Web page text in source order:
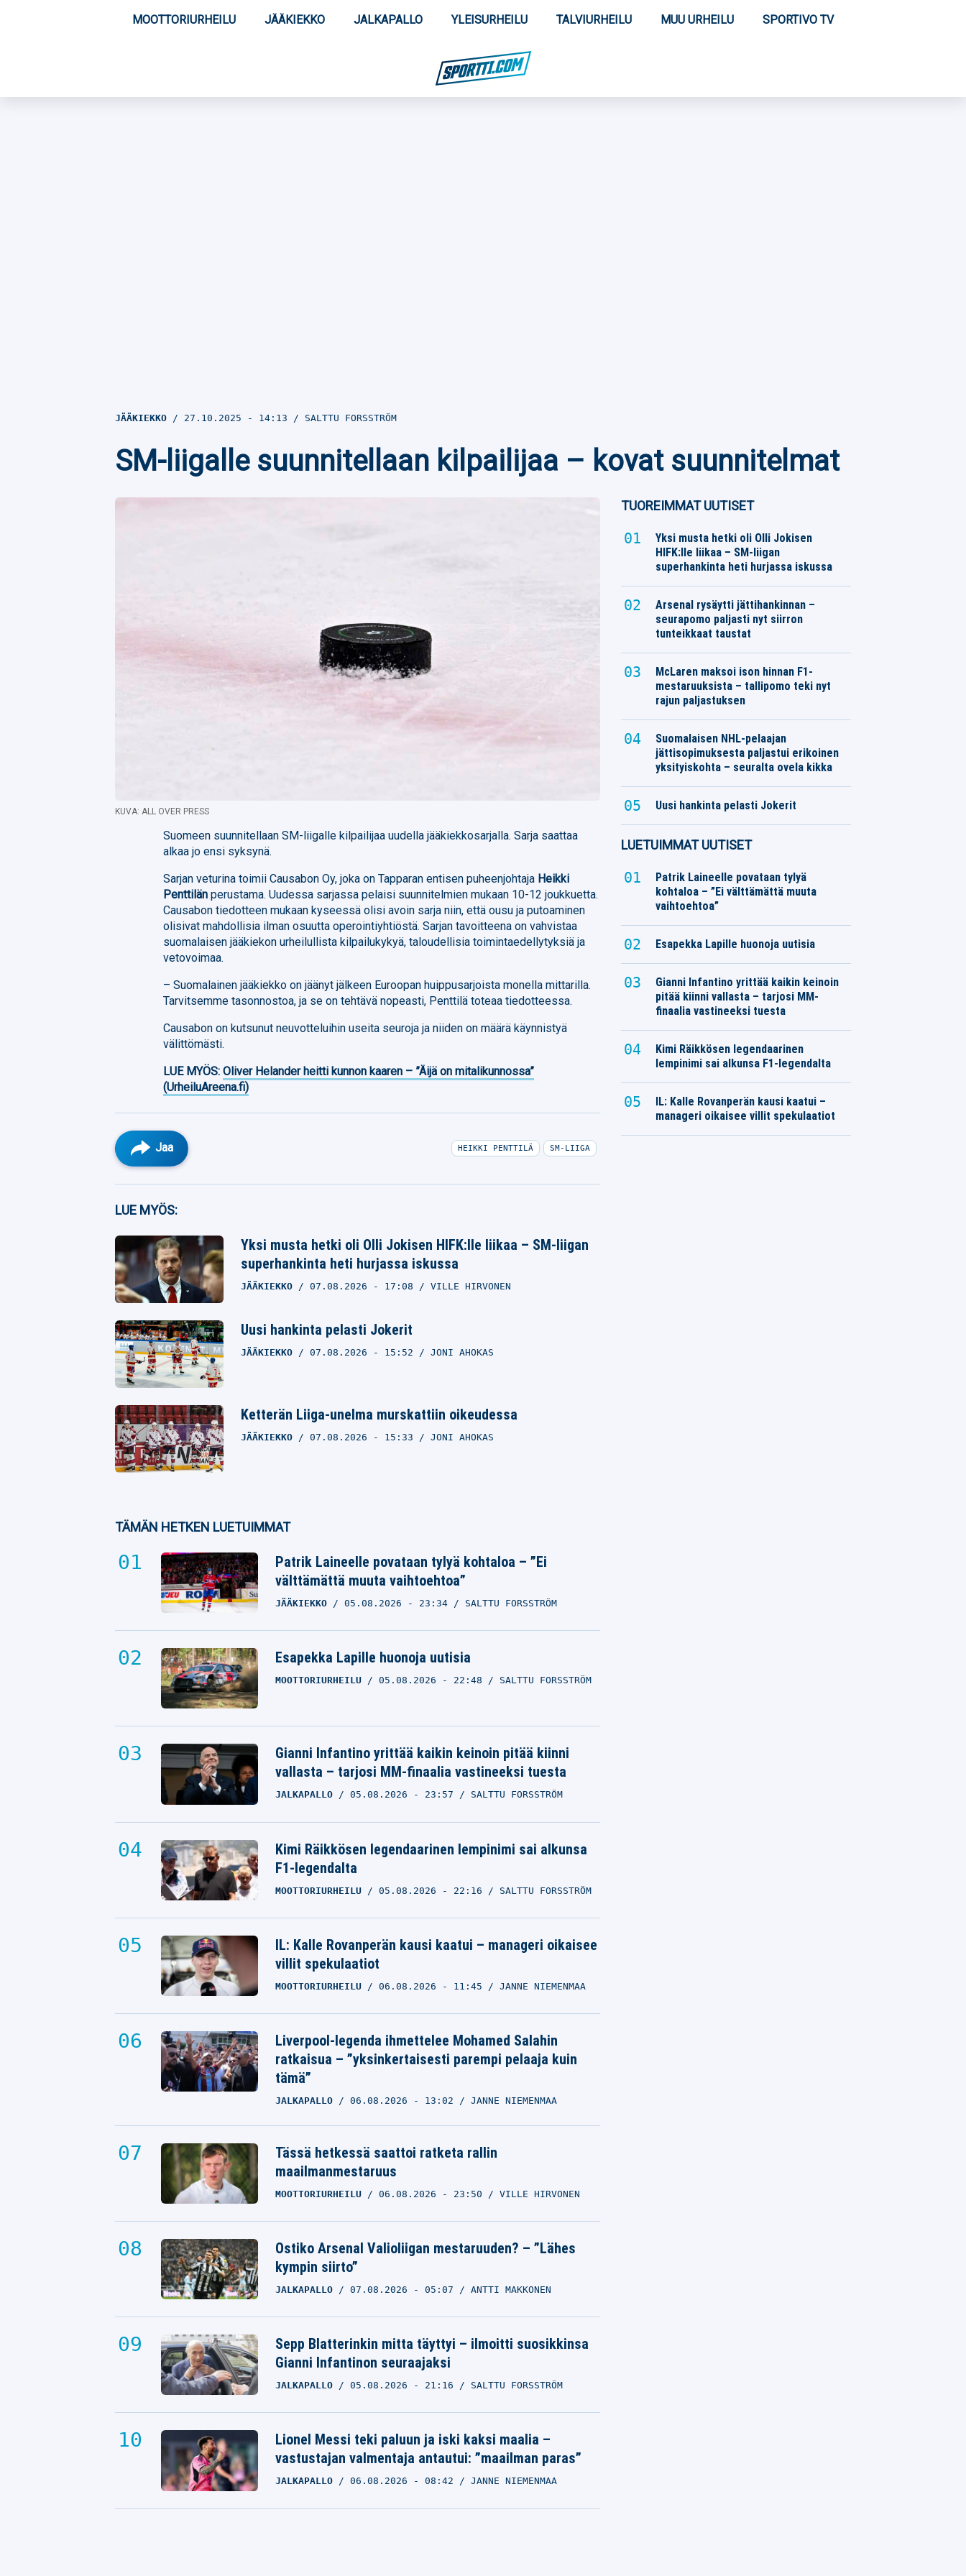
MOOTTORIURHEILU JÄÄKIEKKO JALKAPALLO YLEISURHEILU TALVIURHEILU MUU URHEILU SPORTIVO TV
JÄÄKIEKKO 27.10.2025 - 14:13 SALTTU FORSSTRÖM
SM-liigalle suunnitellaan kilpailijaa – kovat suunnitelmat
KUVA: ALL OVER PRESS
Suomeen suunnitellaan SM-liigalle kilpailijaa uudella jääkiekkosarjalla. Sarja saattaa
alkaa jo ensi syksynä.
Sarjan veturina toimii Causabon Oy, joka on Tapparan entisen puheenjohtaja Heikki
Penttilän perustama. Uudessa sarjassa pelaisi suunnitelmien mukaan 10-12 joukkuetta.
Causabon tiedotteen mukaan kyseessä olisi avoin sarja niin, että ousu ja putoaminen
olisivat mahdollisia ilman osuutta operointiyhtiöstä. Sarjan tavoitteena on vahvistaa
suomalaisen jääkiekon urheilullista kilpailukykyä, taloudellisia toimintaedellytyksiä ja
vetovoimaa.
– Suomalainen jääkiekko on jäänyt jälkeen Euroopan huippusarjoista monella mittarilla.
Tarvitsemme tasonnostoa, ja se on tehtävä nopeasti, Penttilä toteaa tiedotteessa.
Causabon on kutsunut neuvotteluihin useita seuroja ja niiden on määrä käynnistyä
välittömästi.
LUE MYÖS:Oliver Helander heitti kunnon kaaren – ”Äijä on mitalikunnossa”
(UrheiluAreena.fi)
Jaa
Facebook
Twitter
Whatsapp
HEIKKI PENTTILÄ SM-LIIGA
LUE MYÖS:
Yksi musta hetki oli Olli Jokisen HIFK:lle liikaa – SM-liigan
superhankinta heti hurjassa iskussa
JÄÄKIEKKO 07.08.2026 - 17:08 VILLE HIRVONEN
Uusi hankinta pelasti Jokerit
JÄÄKIEKKO 07.08.2026 - 15:52 JONI AHOKAS
Ketterän Liiga-unelma murskattiin oikeudessa
JÄÄKIEKKO 07.08.2026 - 15:33 JONI AHOKAS
TÄMÄN HETKEN LUETUIMMAT
Patrik Laineelle povataan tylyä kohtaloa – ”Ei
välttämättä muuta vaihtoehtoa”
JÄÄKIEKKO 05.08.2026 - 23:34 SALTTU FORSSTRÖM
Esapekka Lapille huonoja uutisia
MOOTTORIURHEILU 05.08.2026 - 22:48 SALTTU FORSSTRÖM
Gianni Infantino yrittää kaikin keinoin pitää kiinni
vallasta – tarjosi MM-finaalia vastineeksi tuesta
JALKAPALLO 05.08.2026 - 23:57 SALTTU FORSSTRÖM
Kimi Räikkösen legendaarinen lempinimi sai alkunsa
F1-legendalta
MOOTTORIURHEILU 05.08.2026 - 22:16 SALTTU FORSSTRÖM
IL: Kalle Rovanperän kausi kaatui – manageri oikaisee
villit spekulaatiot
MOOTTORIURHEILU 06.08.2026 - 11:45 JANNE NIEMENMAA
Liverpool-legenda ihmettelee Mohamed Salahin
ratkaisua – ”yksinkertaisesti parempi pelaaja kuin
tämä”
JALKAPALLO 06.08.2026 - 13:02 JANNE NIEMENMAA
Tässä hetkessä saattoi ratketa rallin
maailmanmestaruus
MOOTTORIURHEILU 06.08.2026 - 23:50 VILLE HIRVONEN
Ostiko Arsenal Valioliigan mestaruuden? – ”Lähes
kympin siirto”
JALKAPALLO 07.08.2026 - 05:07 ANTTI MAKKONEN
Sepp Blatterinkin mitta täyttyi – ilmoitti suosikkinsa
Gianni Infantinon seuraajaksi
JALKAPALLO 05.08.2026 - 21:16 SALTTU FORSSTRÖM
Lionel Messi teki paluun ja iski kaksi maalia –
vastustajan valmentaja antautui: ”maailman paras”
JALKAPALLO 06.08.2026 - 08:42 JANNE NIEMENMAA
TUOREIMMAT UUTISET
Yksi musta hetki oli Olli Jokisen
HIFK:lle liikaa – SM-liigan
superhankinta heti hurjassa iskussa
Arsenal rysäytti jättihankinnan –
seurapomo paljasti nyt siirron
tunteikkaat taustat
McLaren maksoi ison hinnan F1-
mestaruuksista – tallipomo teki nyt
rajun paljastuksen
Suomalaisen NHL-pelaajan
jättisopimuksesta paljastui erikoinen
yksityiskohta – seuralta ovela kikka
Uusi hankinta pelasti Jokerit
LUETUIMMAT UUTISET
Patrik Laineelle povataan tylyä
kohtaloa – ”Ei välttämättä muuta
vaihtoehtoa”
Esapekka Lapille huonoja uutisia
Gianni Infantino yrittää kaikin keinoin
pitää kiinni vallasta – tarjosi MM-
finaalia vastineeksi tuesta
Kimi Räikkösen legendaarinen
lempinimi sai alkunsa F1-legendalta
IL: Kalle Rovanperän kausi kaatui –
manageri oikaisee villit spekulaatiot